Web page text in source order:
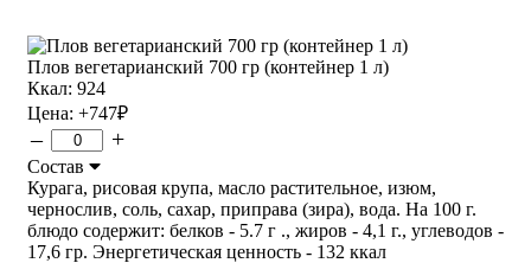
Плов вегетарианский 700 гр (контейнер 1 л)
Ккал: 924
Цена: +747₽
– +
Состав
Курага, рисовая крупа, масло растительное, изюм,
чернослив, соль, сахар, приправа (зира), вода. На 100 г.
блюдо содержит: белков - 5.7 г ., жиров - 4,1 г., углеводов -
17,6 гр. Энергетическая ценность - 132 ккал